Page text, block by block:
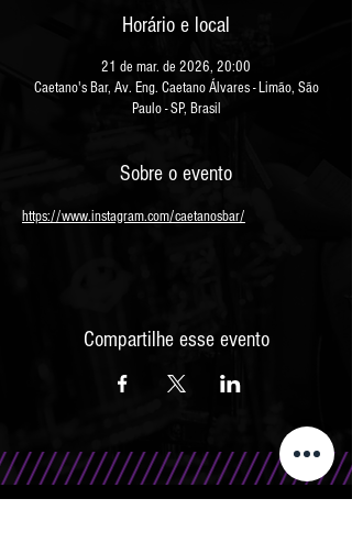
Horário e local
21 de mar. de 2026, 20:00
Caetano's Bar, Av. Eng. Caetano Álvares - Limão, São
Paulo - SP, Brasil
Sobre o evento
https://www.instagram.com/caetanosbar/
Compartilhe esse evento